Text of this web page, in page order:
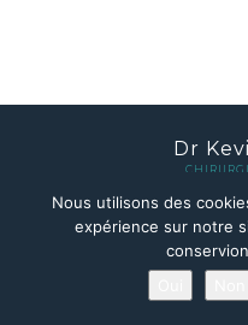
Dr
TOP 3 CHIRURGIE
TOP 3 MÉDECINE
Nous utilisons des
expérience sur notre